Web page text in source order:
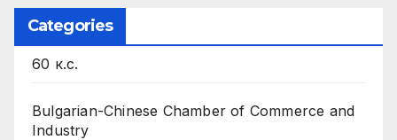
Categories
60 к.с.
Bulgarian-Chinese Chamber of Commerce and
Industry